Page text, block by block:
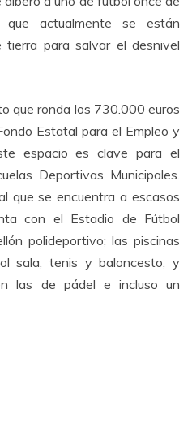
actualmente se están
tierra para salvar el desnivel
que ronda los 730.000 euros
Estatal para el Empleo y
espacio es clave para el
Deportivas Municipales.
que se encuentra a escasos
con el Estadio de Fútbol
polideportivo; las piscinas
sala, tenis y baloncesto, y
las de pádel e incluso un